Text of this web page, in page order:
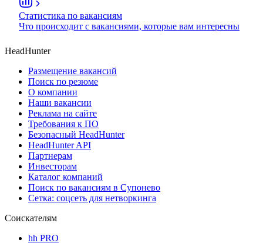
Статистика по вакансиям
Что происходит с вакансиями, которые вам интересны
HeadHunter
Размещение вакансий
Поиск по резюме
О компании
Наши вакансии
Реклама на сайте
Требования к ПО
Безопасный HeadHunter
HeadHunter API
Партнерам
Инвесторам
Каталог компаний
Поиск по вакансиям в Супонево
Сетка: соцсеть для нетворкинга
Соискателям
hh PRO